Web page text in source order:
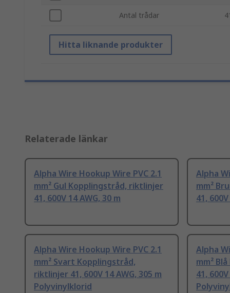
Antal trådar
Hitta liknande produkter
Relaterade länkar
Alpha Wire Hookup Wire PVC 2.1
mm² Gul Kopplingstråd, riktlinjer
41, 600V 14 AWG, 30 m
Alpha
mm²
41,
Alpha Wire Hookup Wire PVC 2.1
mm² Svart Kopplingstråd,
riktlinjer 41, 600V 14 AWG, 305 m
Polyvinylklorid
Alpha
mm²
41,